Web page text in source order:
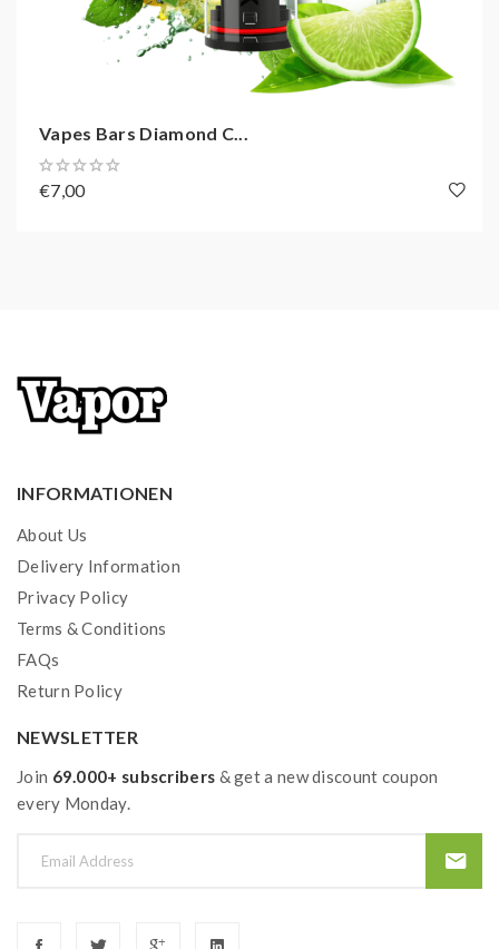
Vapes Bars Diamond C...
€7,00
INFORMATIONEN
About Us
Delivery Information
Privacy Policy
Terms & Conditions
FAQs
Return Policy
NEWSLETTER
Join 69.000+ subscribers & get a new discount coupon
every Monday.